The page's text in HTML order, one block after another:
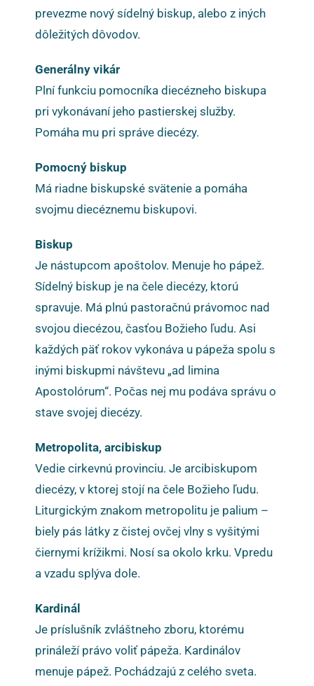
prevezme nový sídelný biskup, alebo z iných
dôležitých dôvodov.
Generálny vikár
Plní funkciu pomocníka diecézneho biskupa
pri vykonávaní jeho pastierskej služby.
Pomáha mu pri správe diecézy.
Pomocný biskup
Má riadne biskupské svätenie a pomáha
svojmu diecéznemu biskupovi.
Biskup
Je nástupcom apoštolov. Menuje ho pápež.
Sídelný biskup je na čele diecézy, ktorú
spravuje. Má plnú pastoračnú právomoc nad
svojou diecézou, časťou Božieho ľudu. Asi
každých päť rokov vykonáva u pápeža spolu s
inými biskupmi návštevu „ad limina
Apostolórum“. Počas nej mu podáva správu o
stave svojej diecézy.
Metropolita, arcibiskup
Vedie cirkevnú provinciu. Je arcibiskupom
diecézy, v ktorej stojí na čele Božieho ľudu.
Liturgickým znakom metropolitu je palium –
biely pás látky z čistej ovčej vlny s vyšitými
čiernymi krížikmi. Nosí sa okolo krku. Vpredu
a vzadu splýva dole.
Kardinál
Je príslušník zvláštneho zboru, ktorému
prináleží právo voliť pápeža. Kardinálov
menuje pápež. Pochádzajú z celého sveta.